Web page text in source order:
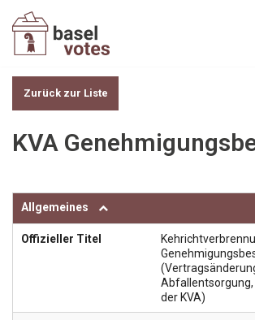
Zum
Zurück zur Liste
KVA
Allgemeines
Offizieller Titel
Abfallentsorgung,
der KVA)